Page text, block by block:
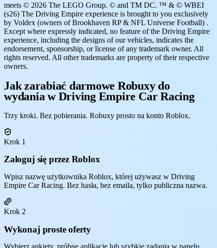
meets © 2026 The LEGO Group. © and TM DC. ™ & © WBEI
(s26) The Driving Empire experience is brought to you exclusively
by Voldex (owners of Brookhaven RP & NFL Universe Football) .
Except where expressly indicated, no feature of the Driving Empire
experience, including the designs of our vehicles, indicates the
endorsement, sponsorship, or license of any trademark owner. All
rights reserved. All other trademarks are property of their respective
owners.
Jak zarabiać darmowe Robuxy do
wydania w Driving Empire Car Racing
Trzy kroki. Bez pobierania. Robuxy prosto na konto Roblox.
Krok 1
Zaloguj się przez Roblox
Wpisz nazwę użytkownika Roblox, której używasz w Driving
Empire Car Racing. Bez hasła, bez emaila, tylko publiczna nazwa.
Krok 2
Wykonaj proste oferty